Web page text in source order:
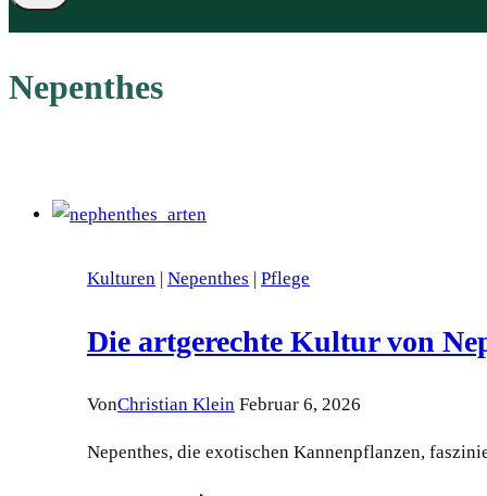
Nepenthes
Kulturen Nepenthes Pflege
Die artgerechte Kultur von
VonChristian Klein Februar 6, 2026
Nepenthes, die exotischen Kannenpflanzen,